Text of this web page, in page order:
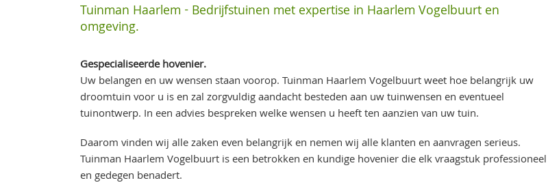
Tuinman Haarlem - Bedrijfstuinen met expertise in Haarlem Vogelbuurt en
omgeving.
Gespecialiseerde hovenier.
Uw belangen en uw wensen staan voorop. Tuinman Haarlem Vogelbuurt weet hoe belangrijk uw
droomtuin voor u is en zal zorgvuldig aandacht besteden aan uw tuinwensen en eventueel
tuinontwerp. In een advies bespreken welke wensen u heeft ten aanzien van uw tuin.
Daarom vinden wij alle zaken even belangrijk en nemen wij alle klanten en aanvragen serieus.
Tuinman Haarlem Vogelbuurt is een betrokken en kundige hovenier die elk vraagstuk professioneel
en gedegen benadert.